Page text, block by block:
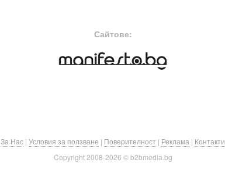
Сайтове:
За Нас | Условия за ползване | Поверителност | Реклама | Контакти
Copyright 2008-2026 © b2bmedia.bg